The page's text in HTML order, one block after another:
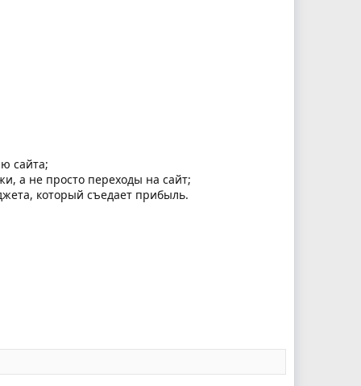
сайта;
а не просто переходы на сайт;
который съедает прибыль.